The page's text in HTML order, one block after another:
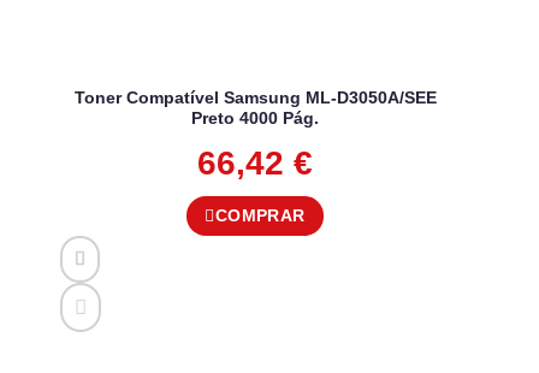
Toner Compatível Samsung ML-D3050A/SEE
Preto 4000 Pág.
66,42 €
COMPRAR